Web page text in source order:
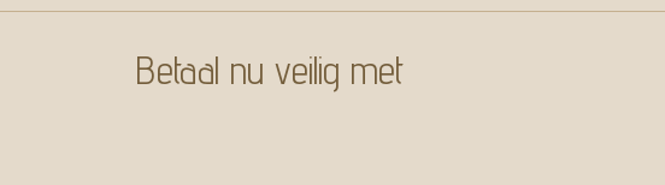
Betaal nu veilig met